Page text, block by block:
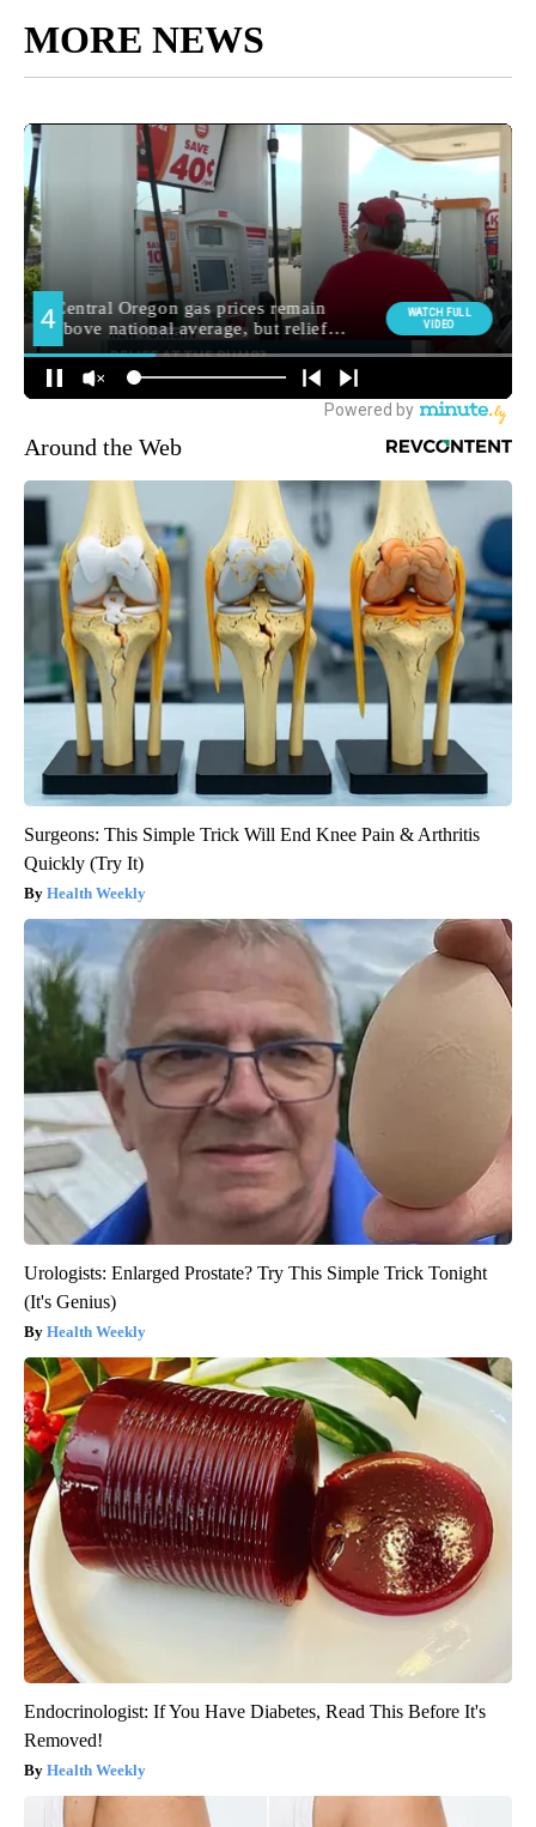
MORE NEWS
Around the Web
Surgeons: This Simple Trick Will End Knee Pain & Arthritis
Quickly (Try It)
Health Weekly
Urologists: Enlarged Prostate? Try This Simple Trick Tonight
(It's Genius)
Health Weekly
Endocrinologist: If You Have Diabetes, Read This Before It's
Removed!
Health Weekly